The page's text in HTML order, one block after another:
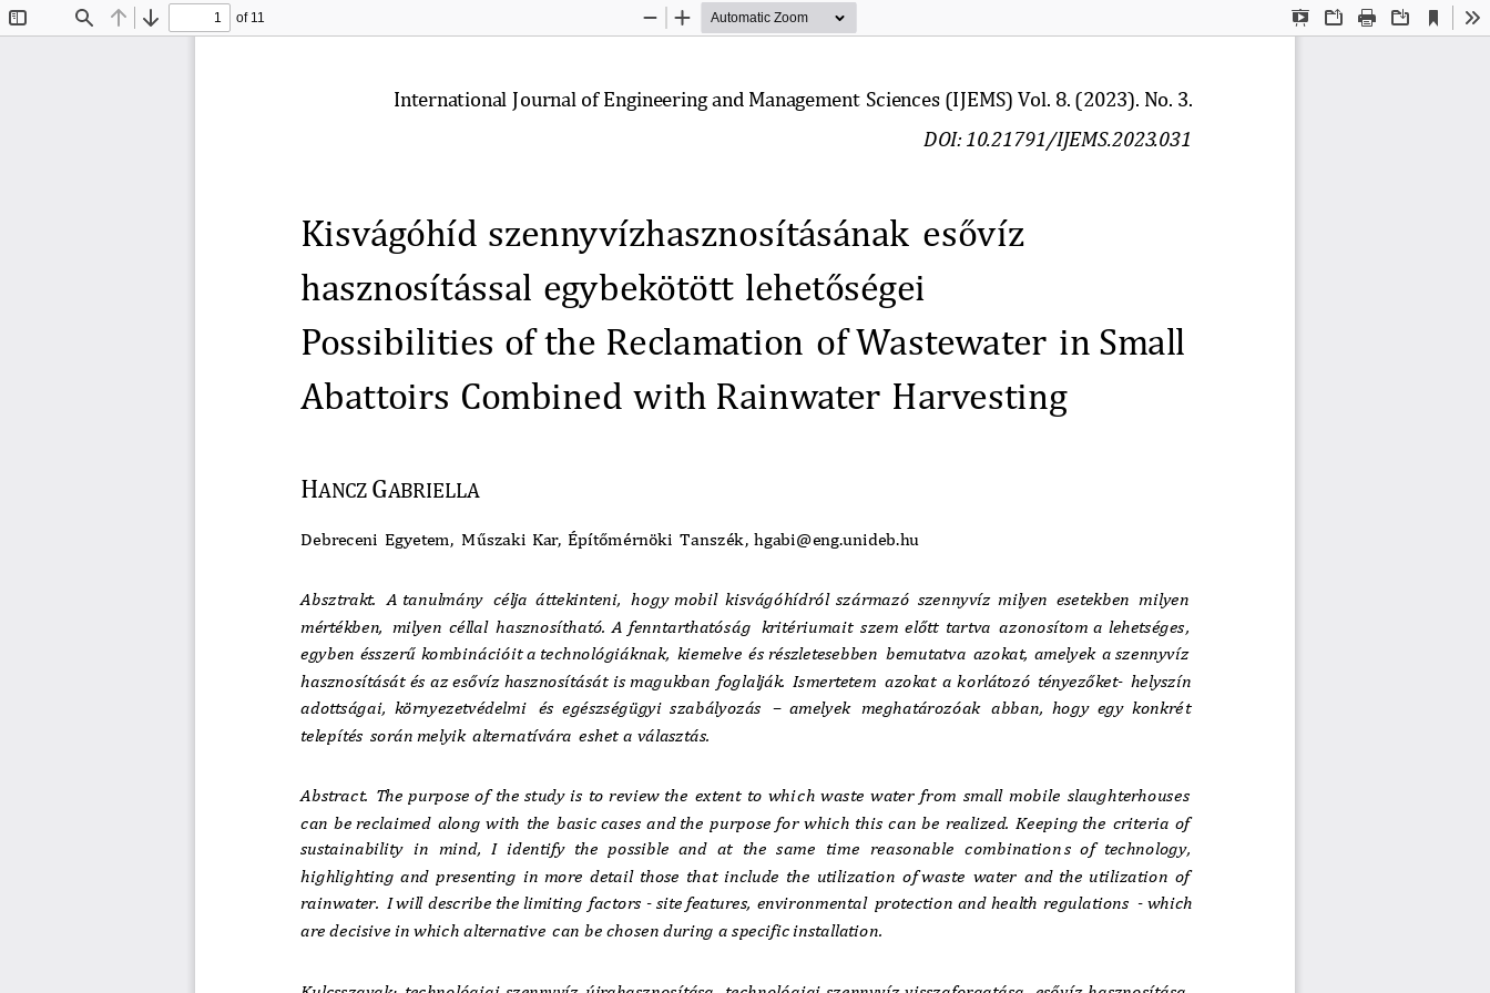
Find Previous
Next
of 11
Presentation
OpenPrint Download
Current
View
Zoom
Zoom
International Journal of Engineering and Management  Sciences (IJEMS) Vol. 8. (2023). No. 3.
DOI: 10.21791/IJEMS.2023.031
Kisvá gó hí d szennyví zhásznósí tá sá nák esó ví z
hásznósí tá ssál egybekó tó tt lehetó se gei
Póssibilities óf the Reclámátión óf Wástewáter in Smáll
Abáttóirs Cómbined with Ráinwáter Hárvesting
HANCZ GABRIELLA
Debreceni Egyetem, Műszáki Kár, Építőmérnöki Tánszék ,  hgabi@eng.unideb.hu
Absztrakt.  A tanulmány  célja áttekinteni,  hogy mobil kisvágóhídról származó szennyvíz milyen esetekben  milyen
mértékben, milyen céllal hasznosítható. A fenntarthatóság  kritériumait szem előtt tartva azonosítom a lehetséges,
egyben ésszerű kombinációit a technológiáknak, kiemelve és részletesebben bemutatva azokat, amelyek a szennyvíz
hasznosítását és az esővíz hasznosítását is magukban foglalják. Ismertetem azokat a korlátozó tényezőket- helyszín
adottságai, környezetvédelmi  és egészségügyi szabályozás
– amelyek  meghatározóak  abban, hogy egy konkrét
telepítés során melyik alternatívára eshet a választás.
Abstract.  The  purpose  of  the  study  is  to  review  the  extent  to  which  waste  water  from  small  mobile  slaughterhouse s
can  be reclaimed  along  with  the  basic cases  and the  purpose  for  which  this  can  be  realized.  Keeping the  criteria  of
sustainability   in  mind,  I  identify  the  possible  and  at   the  same   time   reasonable   combination s  of  technology,
highlighting  and  presenting  in  more  detail  those  that  include  the  utilization  of waste  water  and  the  utilization  of
rainwater.  I will  describe the limiting  factors - site features,  environmental  protection and health  regulations - which
are decisive in which alternative  can be chosen during a specific installation.